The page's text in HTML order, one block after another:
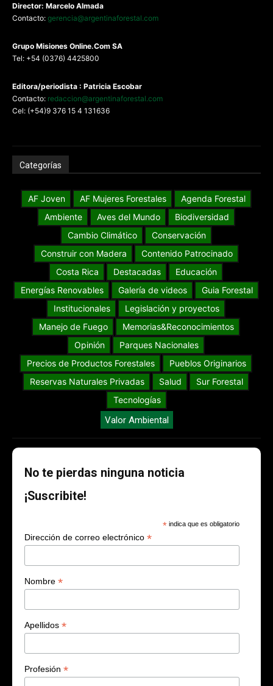
Director: Marcelo Almada
Contacto: gerencia@argentinaforestal.com
Grupo Misiones Online.Com SA
Tel: +54 (0376) 4425800
Editora/periodista : Patricia Escobar
Contacto: redaccion@argentinaforestal.com
Cel: (+54)9 376 15 4 131636
Categorías
AF Joven AF Mujeres Forestales
Agenda Forestal
Ambiente
Aves del Mundo
Biodiversidad
Cambio Climático
Conservación
Construir con Madera
Contenido Patrocinado
Costa Rica
Destacadas
Educación
Energías Renovables
Galería de videos
Guia Forestal
Institucionales
Legislación y proyectos
Manejo de Fuego
Memorias&Reconocimientos
Opinión
Parques Nacionales
Precios de Productos Forestales
Pueblos Originarios
Reservas Naturales Privadas
Salud
Sur Forestal
Tecnologías
Valor Ambiental
No te pierdas ninguna noticia
¡Suscribite!
* indica que es obligatorio
Dirección de correo electrónico *
Nombre *
Apellidos *
Profesión *